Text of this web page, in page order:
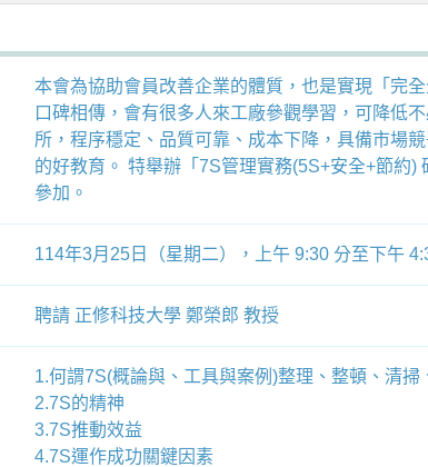
本會為協助會員改善企業的體質，也是實現「完
口碑相傳，會有很多人來工廠參觀學習，可降低
所，程序穩定、品質可靠、成本下降，具備市場
的好教育。 特舉辦「7S管理實務(5S+安全+節約
參加。
114年3月25日（星期二），上午 9:30 分至下午
聘請 正修科技大學 鄭榮郎 教授
1.何謂7S(概論與、工具與案例)整理、整頓、清
2.7S的精神
3.7S推動效益
4.7S運作成功關鍵因素